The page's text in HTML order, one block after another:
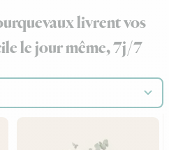
livrent vos
le jour même, 7j/7